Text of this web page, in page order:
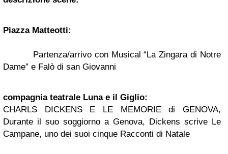
Piazza Matteotti:
Partenza/arrivo con Musical “La Zingara di Notre
Dame” e Falò di san Giovanni
compagnia teatrale Luna e il Giglio:
CHARLS DICKENS E LE MEMORIE di GENOVA,
Durante il suo soggiorno a Genova, Dickens scrive Le
Campane, uno dei suoi cinque Racconti di Natale